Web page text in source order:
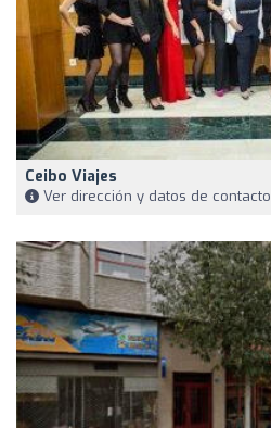
Ceibo Viajes
Ver dirección y datos de contacto